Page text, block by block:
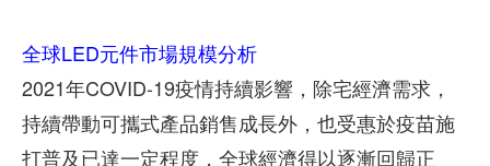
全球LED元件市場規模分析
2021年COVID-19疫情持續影響，除宅經濟需求，
持續帶動可攜式產品銷售成長外，也受惠於疫苗施
打普及已達一定程度，全球經濟得以逐漸回歸正